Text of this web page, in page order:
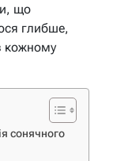
що
глибше,
кожному
сонячного